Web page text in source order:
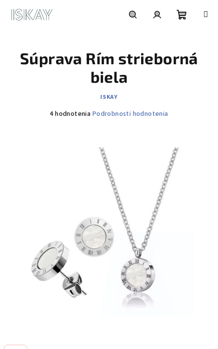
košík
Súprava Rím strieborná
biela
ISKAY
Priemerné
4 hodnotenia Podrobnosti hodnotenia